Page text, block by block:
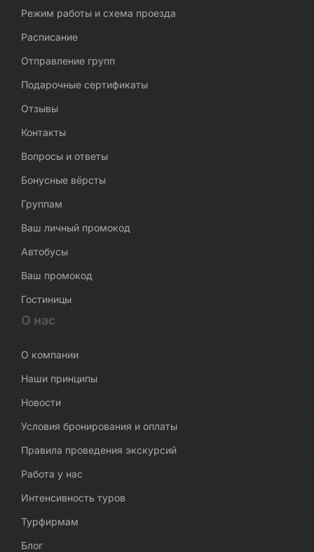
Режим работы и схема проезда
Расписание
Отправление групп
Подарочные сертификаты
Отзывы
Контакты
Вопросы и ответы
Бонусные вёрсты
Группам
Ваш личный промокод
Автобусы
Ваш промокод
Гостиницы
О нас
О компании
Наши принципы
Новости
Условия бронирования и оплаты
Правила проведения экскурсий
Работа у нас
Интенсивность туров
Турфирмам
Блог